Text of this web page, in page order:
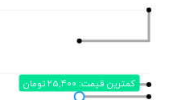
کمترین قیمت: 25,400 تومان